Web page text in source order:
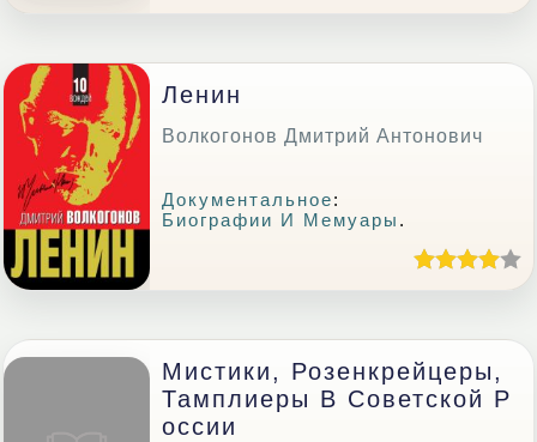
Ленин
Волкогонов Дмитрий Антонович
Документальное:
Биографии И Мемуары .
Мистики, Розенкрейцеры,
Тамплиеры В Советской Р
Оссии